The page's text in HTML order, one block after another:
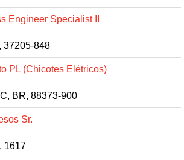
Engineer Specialist II
37205-848
PL (Chicotes Elétricos)
BR, 88373-900
Sr.
1617